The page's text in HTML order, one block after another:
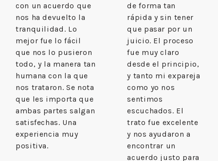
con un acuerdo que
nos ha devuelto la
tranquilidad. Lo
mejor fue lo fácil
que nos lo pusieron
todo, y la manera tan
humana con la que
nos trataron. Se nota
que les importa que
ambas partes salgan
satisfechas. Una
experiencia muy
positiva.
de forma tan
rápida y sin tener
que pasar por un
juicio. El proceso
fue muy claro
desde el principio,
y tanto mi expareja
como yo nos
sentimos
escuchados. El
trato fue excelente
y nos ayudaron a
encontrar un
acuerdo justo para